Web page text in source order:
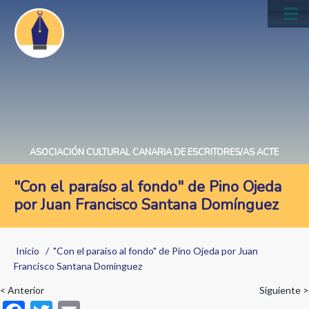
Pasar
contenido
principal
ASOCIACIÓN CULTURAL CANARIA DE ESCRITORES/AS ACTE
"Con el paraíso al fondo" de Pino Ojeda
por Juan Francisco Santana Domínguez
Sobrescribir
enlaces
de
Inicio
"Con el paraíso al fondo" de Pino Ojeda por Juan
Francisco Santana Domínguez
< Anterior Siguiente >